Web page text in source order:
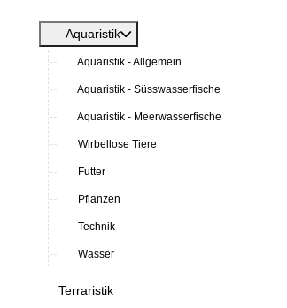
Aquaristik
Aquaristik - Allgemein
Aquaristik - Süsswasserfische
Aquaristik - Meerwasserfische
Wirbellose Tiere
Futter
Pflanzen
Technik
Wasser
Terraristik